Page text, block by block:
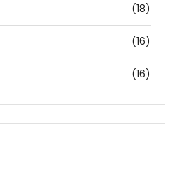
(18)
(16)
(16)